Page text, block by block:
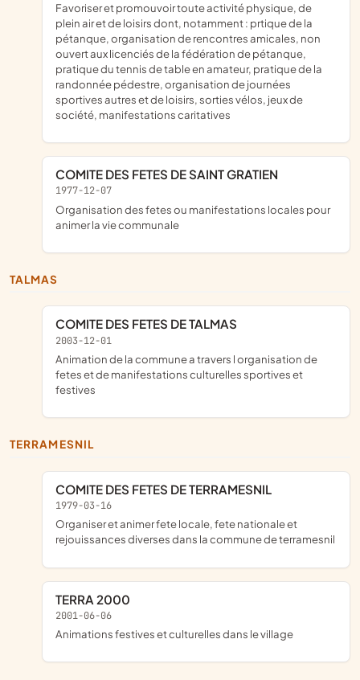
favoriser et promouvoir toute activité physique, de
plein air et de loisirs dont, notamment : prtique de la
pétanque, organisation de rencontres amicales, non
ouvert aux licenciés de la fédération de pétanque,
pratique du tennis de table en amateur, pratique de la
randonnée pédestre, organisation de journées
sportives autres et de loisirs, sorties vélos, jeux de
société, manifestations caritatives
COMITE DES FETES DE SAINT GRATIEN
1977-12-07
organisation des fetes ou manifestations locales pour
animer la vie communale
TALMAS
COMITE DES FETES DE TALMAS
2003-12-01
Animation de la commune a travers l organisation de
fetes et de manifestations culturelles sportives et
festives
TERRAMESNIL
COMITE DES FETES DE TERRAMESNIL
1979-03-16
organiser et animer fete locale, fete nationale et
rejouissances diverses dans la commune de terramesnil
TERRA 2000
2001-06-06
Animations festives et culturelles dans le village